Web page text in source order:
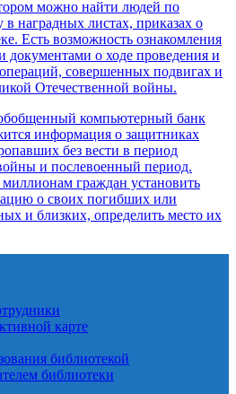
карте
библиотекой
библиотеки